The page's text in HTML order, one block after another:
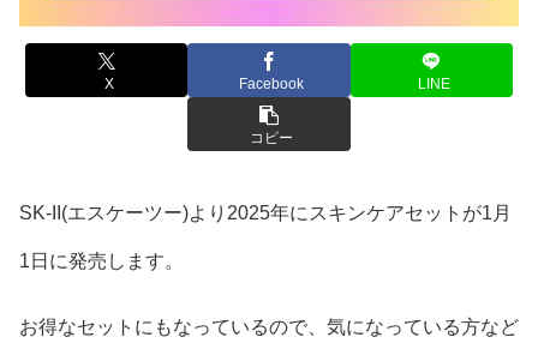
X Facebook LINE
コピー
SK-II(エスケーツー)より2025年にスキンケアセットが1月
1日に発売します。
お得なセットにもなっているので、気になっている方など